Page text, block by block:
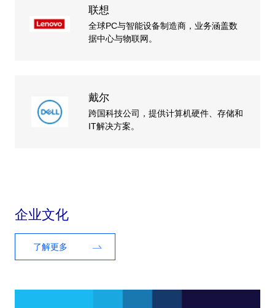
联想
全球PC与智能设备制造商，业务涵盖数
据中心与物联网。
戴尔
跨国科技公司，提供计算机硬件、存储和
IT解决方案。
企业文化
了解更多